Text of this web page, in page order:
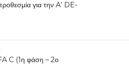
για την A’ DE-
C (1η φάση – 2ο